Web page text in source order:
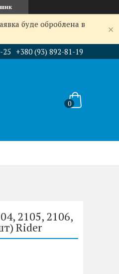
буде оброблена в
25 +380 (93) 892-81-19
2105, 2106,
Rider